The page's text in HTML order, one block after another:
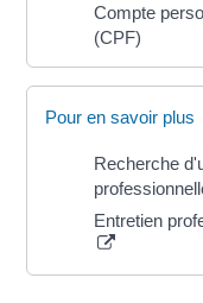
Compte
(CPF)
Pour en savoir plus
Recherche
Entretien